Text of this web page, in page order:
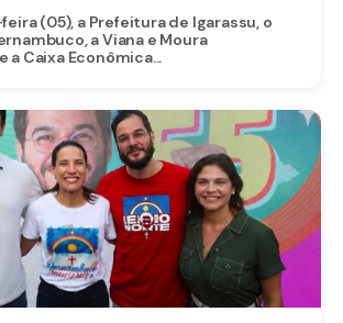
(05), a Prefeitura de Igarassu, o
a Viana e Moura
a Caixa Econômica...